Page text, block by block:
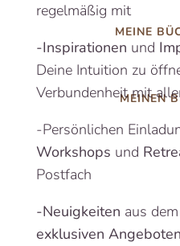
regelmäßig mit
-Inspirationen und
Deine Intuition zu
Verbundenheit mit
-Persönlichen
Workshops und
Postfach
-Neuigkeiten aus
exklusiven Angeboten
MEINE
MEINEN